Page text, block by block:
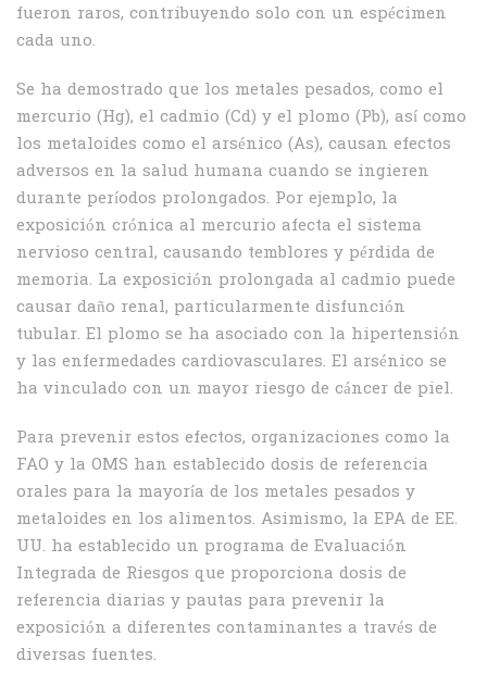
fueron raros, contribuyendo solo con un espécimen
cada uno.
Se ha demostrado que los metales pesados, como el
mercurio (Hg), el cadmio (Cd) y el plomo (Pb), así como
los metaloides como el arsénico (As), causan efectos
adversos en la salud humana cuando se ingieren
durante períodos prolongados. Por ejemplo, la
exposición crónica al mercurio afecta el sistema
nervioso central, causando temblores y pérdida de
memoria. La exposición prolongada al cadmio puede
causar daño renal, particularmente disfunción
tubular. El plomo se ha asociado con la hipertensión
y las enfermedades cardiovasculares. El arsénico se
ha vinculado con un mayor riesgo de cáncer de piel.
Para prevenir estos efectos, organizaciones como la
FAO y la OMS han establecido dosis de referencia
orales para la mayoría de los metales pesados y
metaloides en los alimentos. Asimismo, la EPA de EE.
UU. ha establecido un programa de Evaluación
Integrada de Riesgos que proporciona dosis de
referencia diarias y pautas para prevenir la
exposición a diferentes contaminantes a través de
diversas fuentes.